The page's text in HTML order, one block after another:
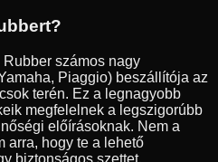
számos nagy
Piaggio) beszállítója az
terén. Ez a legnagyobb
megfelelnek a legszigorúbb
előírásoknak. Nem a
arra, hogy te a lehető
biztonságos szettet.